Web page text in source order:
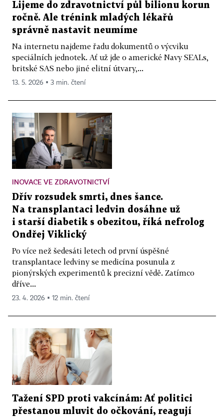
Lijeme do zdravotnictví půl bilionu korun
ročně. Ale trénink mladých lékařů
správně nastavit neumíme
Na internetu najdeme řadu dokumentů o výcviku
speciálních jednotek. Ať už jde o americké Navy SEALs,
britské SAS nebo jiné elitní útvary,...
13. 5. 2026 ▪ 3 min. čtení
INOVACE VE ZDRAVOTNICTVÍ
Dřív rozsudek smrti, dnes šance.
Na transplantaci ledvin dosáhne už
i starší diabetik s obezitou, říká nefrolog
Ondřej Viklický
Po více než šedesáti letech od první úspěšné
transplantace ledviny se medicína posunula z
pionýrských experimentů k precizní vědě. Zatímco
dříve...
23. 4. 2026 ▪ 12 min. čtení
Tažení SPD proti vakcínám: Ať politici
přestanou mluvit do očkování, reagují